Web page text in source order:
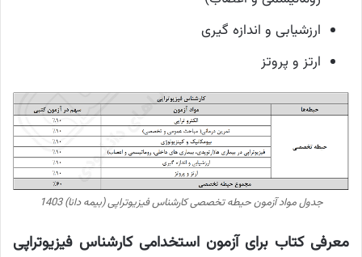
ارزشیابی و اندازه گیری
ارتز و پروتز
جدول مواد آزمون حیطه تخصصی کارشناس فیزیوتراپی (بیمه دانا) 1403
معرفی کتاب برای آزمون استخدامی کارشناس فیزیوتراپی